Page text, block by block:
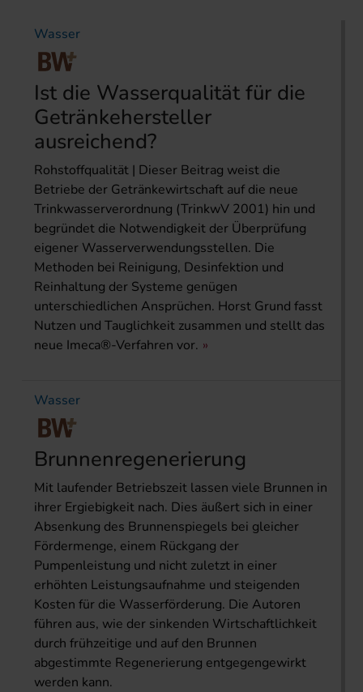
Wasser
Ist die Wasserqualität für die
Getränkehersteller
ausreichend?
Rohstoffqualität | Dieser Beitrag weist die
Betriebe der Getränkewirtschaft auf die neue
Trinkwasserverordnung (TrinkwV 2001) hin und
begründet die Notwendigkeit der Überprüfung
eigener Wasserverwendungsstellen. Die
Methoden bei Reinigung, Desinfektion und
Reinhaltung der Systeme genügen
unterschiedlichen Ansprüchen. Horst Grund fasst
Nutzen und Tauglichkeit zusammen und stellt das
neue Imeca®-Verfahren vor.
Wasser
Brunnenregenerierung
Mit laufender Betriebszeit lassen viele Brunnen in
ihrer Ergiebigkeit nach. Dies äußert sich in einer
Absenkung des Brunnenspiegels bei gleicher
Fördermenge, einem Rückgang der
Pumpenleistung und nicht zuletzt in einer
erhöhten Leistungsaufnahme und steigenden
Kosten für die Wasserförderung. Die Autoren
führen aus, wie der sinkenden Wirtschaftlichkeit
durch frühzeitige und auf den Brunnen
abgestimmte Regenerierung entgegengewirkt
werden kann.